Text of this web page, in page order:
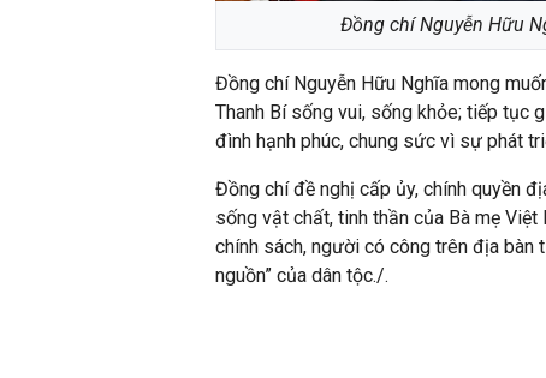
Đồng chí Nguyễn Hữu
Đồng chí Nguyễn Hữu Nghĩa mong
Thanh Bí sống vui, sống khỏe; tiếp tục
đình hạnh phúc, chung sức vì sự phát
Đồng chí đề nghị cấp ủy, chính quyền
sống vật chất, tinh thần của Bà mẹ
chính sách, người có công trên địa bàn
nguồn” của dân tộc./.